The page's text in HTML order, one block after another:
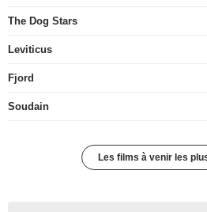
The Dog Stars
Leviticus
Fjord
Soudain
Les films à venir les